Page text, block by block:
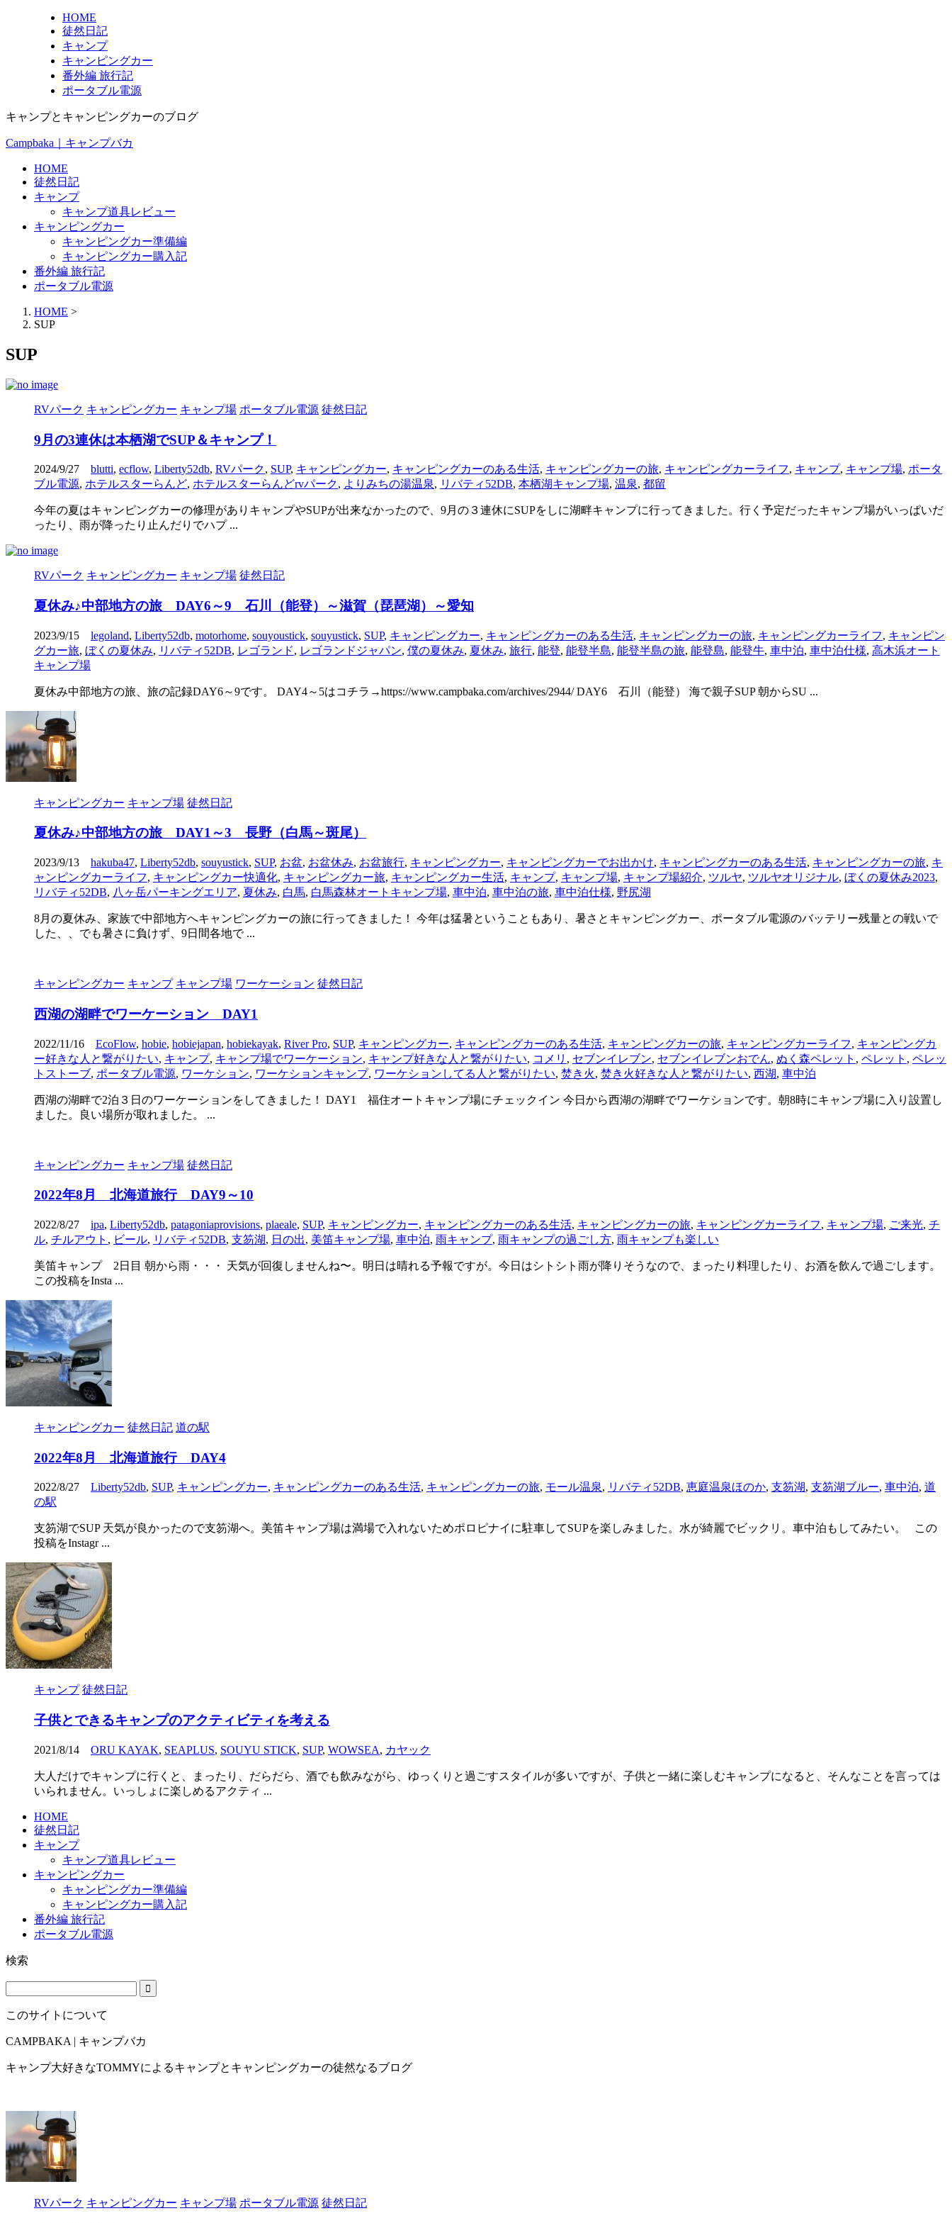
HOME
徒然日記
キャンプ
キャンピングカー
番外編 旅行記
ポータブル電源
キャンプとキャンピングカーのブログ
Campbaka｜キャンプバカ
HOME
徒然日記
キャンプ
キャンプ道具レビュー
キャンピングカー
キャンピングカー準備編
キャンピングカー購入記
番外編 旅行記
ポータブル電源
HOME >
SUP
SUP
RVパーク キャンピングカー キャンプ場 ポータブル電源 徒然日記
9月の3連休は本栖湖でSUP＆キャンプ！
2024/9/27 blutti, ecflow, Liberty52db, RVパーク, SUP, キャンピングカー, キャンピングカーのある生活, キャンピングカーの旅, キャンピングカーライフ, キャンプ, キャンプ場, ポータ
ブル電源, ホテルスターらんど, ホテルスターらんどrvパーク, よりみちの湯温泉, リバティ52DB, 本栖湖キャンプ場, 温泉, 都留
今年の夏はキャンピングカーの修理がありキャンプやSUPが出来なかったので、9月の３連休にSUPをしに湖畔キャンプに行ってきました。行く予定だったキャンプ場がいっぱいだ
ったり、雨が降ったり止んだりでハプ ...
RVパーク キャンピングカー キャンプ場 徒然日記
夏休み♪中部地方の旅 DAY6～9 石川（能登）～滋賀（琵琶湖）～愛知
2023/9/15 legoland, Liberty52db, motorhome, souyoustick, souyustick, SUP, キャンピングカー, キャンピングカーのある生活, キャンピングカーの旅, キャンピングカーライフ, キャンピン
グカー旅, ぼくの夏休み, リバティ52DB, レゴランド, レゴランドジャパン, 僕の夏休み, 夏休み, 旅行, 能登, 能登半島, 能登半島の旅, 能登島, 能登牛, 車中泊, 車中泊仕様, 高木浜オート
キャンプ場
夏休み中部地方の旅、旅の記録DAY6～9です。 DAY4～5はコチラ→https://www.campbaka.com/archives/2944/ DAY6 石川（能登） 海で親子SUP 朝からSU ...
キャンピングカー キャンプ場 徒然日記
夏休み♪中部地方の旅 DAY1～3 長野（白馬～斑尾）
2023/9/13 hakuba47, Liberty52db, souyustick, SUP, お盆, お盆休み, お盆旅行, キャンピングカー, キャンピングカーでお出かけ, キャンピングカーのある生活, キャンピングカーの旅, キ
ャンピングカーライフ, キャンピングカー快適化, キャンピングカー旅, キャンピングカー生活, キャンプ, キャンプ場, キャンプ場紹介, ツルヤ, ツルヤオリジナル, ぼくの夏休み2023,
リバティ52DB, 八ヶ岳パーキングエリア, 夏休み, 白馬, 白馬森林オートキャンプ場, 車中泊, 車中泊の旅, 車中泊仕様, 野尻湖
8月の夏休み、家族で中部地方へキャンピングカーの旅に行ってきました！ 今年は猛暑ということもあり、暑さとキャンピングカー、ポータブル電源のバッテリー残量との戦いで
した、、でも暑さに負けず、9日間各地で ...
キャンピングカー キャンプ キャンプ場 ワーケーション 徒然日記
西湖の湖畔でワーケーション DAY1
2022/11/16 EcoFlow, hobie, hobiejapan, hobiekayak, River Pro, SUP, キャンピングカー, キャンピングカーのある生活, キャンピングカーの旅, キャンピングカーライフ, キャンピングカ
ー好きな人と繋がりたい, キャンプ, キャンプ場でワーケーション, キャンプ好きな人と繋がりたい, コメリ , セブンイレブン, セブンイレブンおでん, ぬく森ペレット , ペレット , ペレッ
トストーブ, ポータブル電源, ワーケション, ワーケションキャンプ, ワーケションしてる人と繋がりたい, 焚き火, 焚き火好きな人と繋がりたい, 西湖, 車中泊
西湖の湖畔で2泊３日のワーケーションをしてきました！ DAY1 福住オートキャンプ場にチェックイン 今日から西湖の湖畔でワーケションです。朝8時にキャンプ場に入り設置し
ました。良い場所が取れました。 ...
キャンピングカー キャンプ場 徒然日記
2022年8月 北海道旅行 DAY9～10
2022/8/27 ipa, Liberty52db, patagoniaprovisions, plaeale, SUP, キャンピングカー, キャンピングカーのある生活, キャンピングカーの旅, キャンピングカーライフ, キャンプ場, ご来光, チ
ル, チルアウト , ビール, リバティ52DB, 支笏湖, 日の出, 美笛キャンプ場, 車中泊, 雨キャンプ, 雨キャンプの過ごし方, 雨キャンプも楽しい
美笛キャンプ 2日目 朝から雨・・・ 天気が回復しませんね〜。明日は晴れる予報ですが。今日はシトシト雨が降りそうなので、まったり料理したり、お酒を飲んで過ごします。
この投稿をInsta ...
キャンピングカー 徒然日記 道の駅
2022年8月 北海道旅行 DAY4
2022/8/27 Liberty52db, SUP, キャンピングカー, キャンピングカーのある生活, キャンピングカーの旅, モール温泉, リバティ52DB, 恵庭温泉ほのか, 支笏湖, 支笏湖ブルー, 車中泊, 道
の駅
支笏湖でSUP 天気が良かったので支笏湖へ。美笛キャンプ場は満場で入れないためポロピナイに駐車してSUPを楽しみました。水が綺麗でビックリ。車中泊もしてみたい。 この
投稿をInstagr ...
キャンプ 徒然日記
子供とできるキャンプのアクティビティを考える
2021/8/14 ORU KAYAK, SEAPLUS, SOUYU STICK, SUP, WOWSEA, カヤック
大人だけでキャンプに行くと、まったり、だらだら、酒でも飲みながら、ゆっくりと過ごすスタイルが多いですが、子供と一緒に楽しむキャンプになると、そんなことを言っては
いられません。いっしょに楽しめるアクティ ...
HOME
徒然日記
キャンプ
キャンプ道具レビュー
キャンピングカー
キャンピングカー準備編
キャンピングカー購入記
番外編 旅行記
ポータブル電源
検索
このサイトについて
CAMPBAKA | キャンプバカ
キャンプ大好きなTOMMYによるキャンプとキャンピングカーの徒然なるブログ
RVパーク キャンピングカー キャンプ場 ポータブル電源 徒然日記